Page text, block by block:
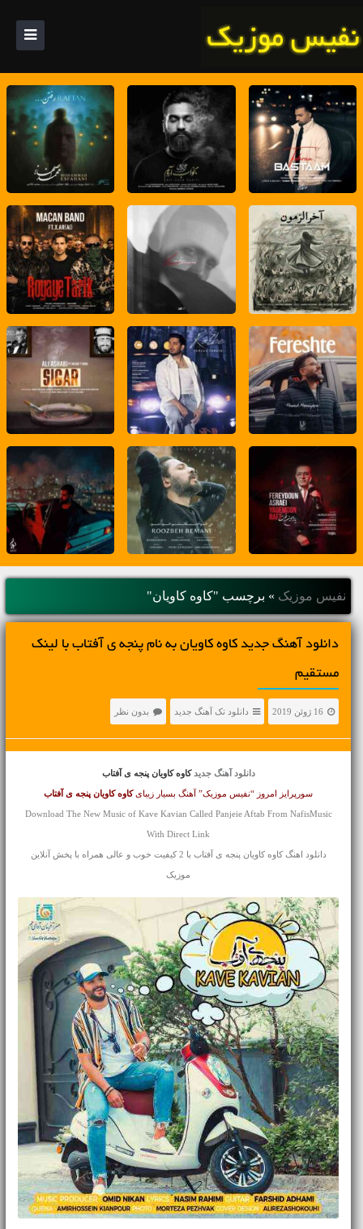
نفیس موزیک » برچسب "کاوه کاویان"
دانلود آهنگ جديد کاوه کاویان به نام پنجه ی آفتاب با لینک
مستقیم
16 ژوئن 2019 دانلود تک آهنگ جدید بدون نظر
دانلود آهنگ جدید کاوه کاویان پنجه ی آفتاب
سورپرایز امروز “نفیس موزیک” آهنگ بسیار زیبایکاوه کاویان پنجه ی آفتاب
Download The New Music of Kave Kavian Called Panjeie Aftab From NafisMusic
With Direct Link
دانلود اهنگ کاوه کاویان پنجه ی آفتاب با 2 کیفیت خوب و عالی همراه با پخش آنلاین
موزیک